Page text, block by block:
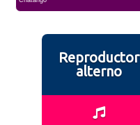
Reproductor
alterno